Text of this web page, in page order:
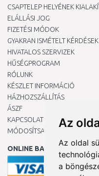
Az
Az oldal
a
CSAPTELEP HELYÉNEK
ELÁLLÁSI JOG
FIZETÉSI MÓDOK
GYAKRAN ISMÉTELT KÉRDÉSEK
HIVATALOS SZERVIZEK
HŰSÉGPROGRAM
RÓLUNK
KÉSZLET INFORMÁCIÓ
HÁZHOZSZÁLLÍTÁS
ÁSZF
KAPCSOLAT
MÓDOSÍTSA A COOKIE-
ONLINE BANKKÁRTYÁVAL